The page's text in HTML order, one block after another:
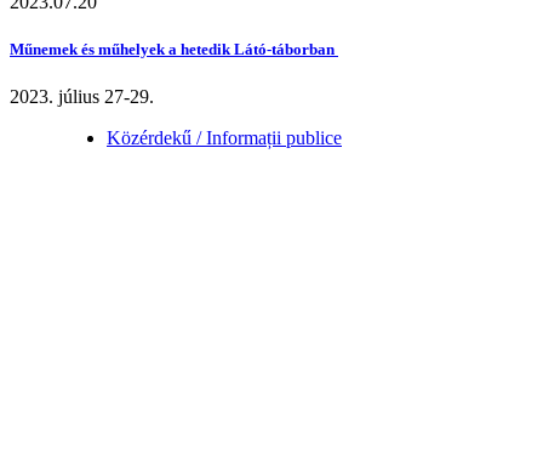
Műnemek és műhelyek a hetedik Látó-táborban
2023. július 27-29.
Közérdekű / Informații publice